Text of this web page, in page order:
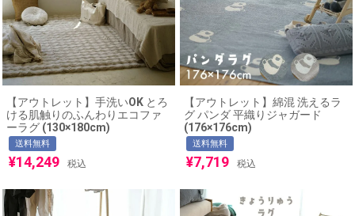
【アウトレット】手洗いOK とろ
ける肌触りのふんわりエコファ
ーラグ (130×180cm)
送料無料
¥14,249 税込
【アウトレット】綿混 洗えるラ
グ パンダ 平織りジャガード
(176×176cm)
送料無料
¥7,719 税込